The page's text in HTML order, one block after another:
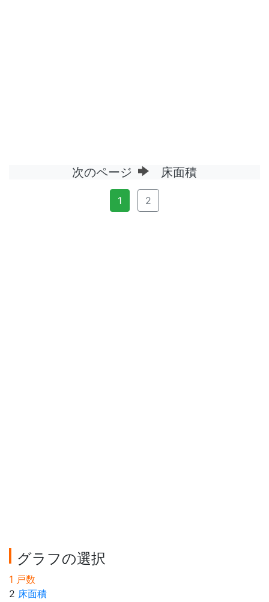
次のページ 床面積
1 2
グラフの選択
1 戸数
2 床面積